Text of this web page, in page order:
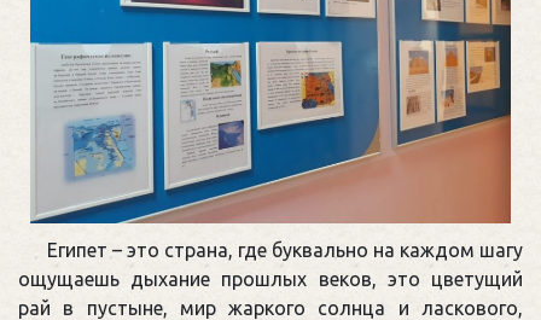
Египет – это страна, где буквально на каждом шагу
ощущаешь дыхание прошлых веков, это цветущий
рай в пустыне, мир жаркого солнца и ласкового,